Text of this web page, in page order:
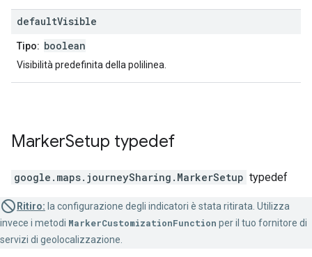
defaultVisible
Tipo: boolean
Visibilità predefinita della polilinea.
MarkerSetup typedef
google.maps.journeySharing . MarkerSetup typedef
Ritiro: la configurazione degli indicatori è stata ritirata. Utilizza
invece i metodi MarkerCustomizationFunction per il tuo fornitore di
servizi di geolocalizzazione.